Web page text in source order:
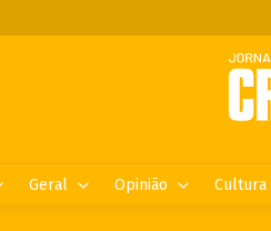
Geral Opinião Cultura